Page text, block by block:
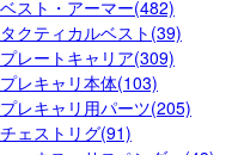
ベスト・アーマー(482)
タクティカルベスト(39)
プレートキャリア(309)
プレキャリ本体(103)
プレキャリ用パーツ(205)
チェストリグ(91)